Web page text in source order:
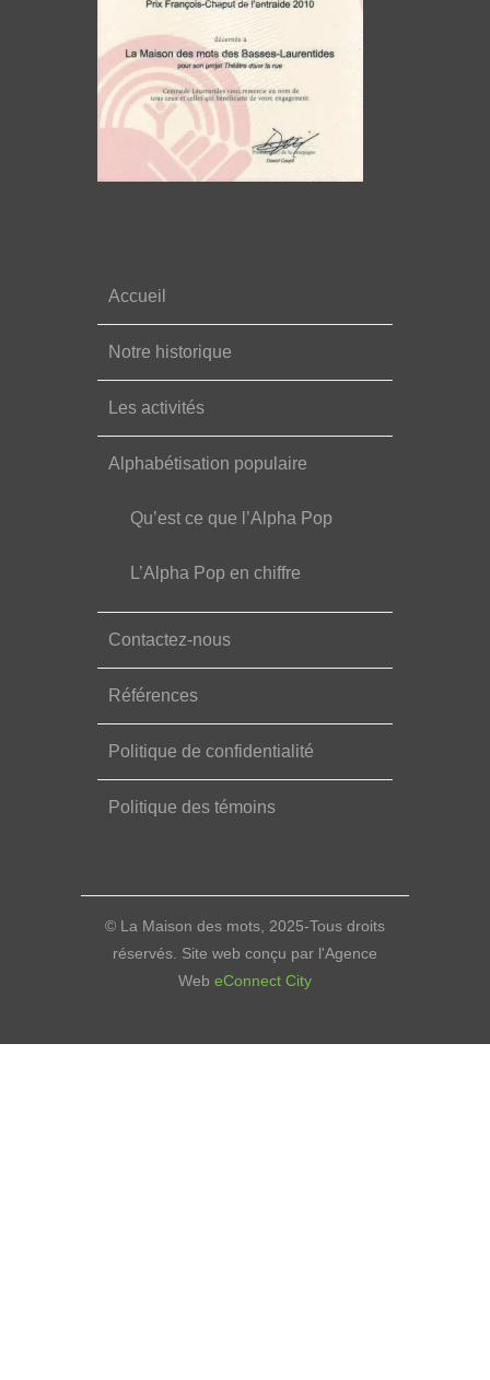
Accueil
Notre historique
Les activités
Alphabétisation populaire
Qu’est ce que l’Alpha Pop
L’Alpha Pop en chiffre
Contactez-nous
Références
Politique de confidentialité
Politique des témoins
© La Maison des mots, 2025-Tous droits
réservés. Site web conçu par l'Agence
Web eConnect City